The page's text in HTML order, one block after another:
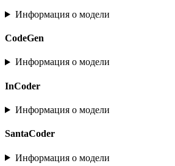
Информация о модели
CodeGen
Информация о модели
InCoder
Информация о модели
SantaCoder
Информация о модели